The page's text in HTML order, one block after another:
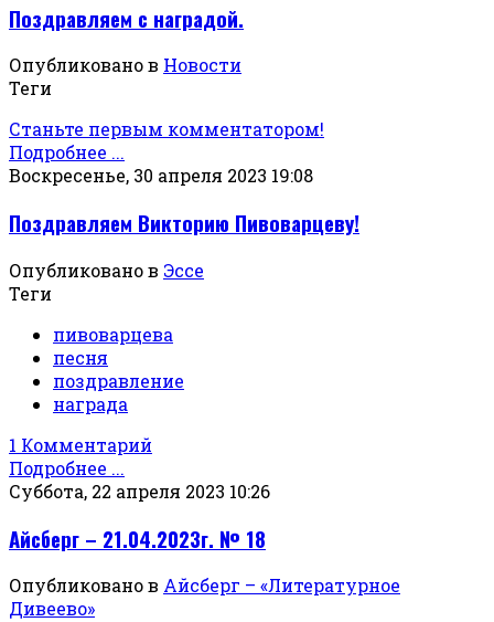
Поздравляем с наградой.
Опубликовано в Новости
Теги
Станьте первым комментатором!
Подробнее ...
Воскресенье, 30 апреля 2023 19:08
Поздравляем Викторию Пивоварцеву!
Опубликовано в Эссе
Теги
пивоварцева
песня
поздравление
награда
1 Комментарий
Подробнее ...
Суббота, 22 апреля 2023 10:26
Айсберг – 21.04.2023г. № 18
Опубликовано в Айсберг – «Литературное
Дивеево»